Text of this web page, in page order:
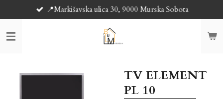
to
main
content
📍Markišavska ulica 30, 9000 Murska Sobota
TV ELEMENT
PL 10